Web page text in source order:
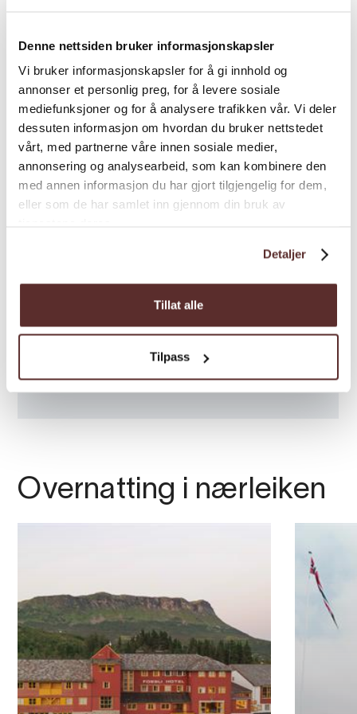
Denne nettsiden bruker informasjonskapsler
Vi bruker informasjonskapsler for å gi innhold og
annonser et personlig preg, for å levere sosiale
mediefunksjoner og for å analysere trafikken vår. Vi deler
dessuten informasjon om hvordan du bruker nettstedet
vårt, med partnerne våre innen sosiale medier,
annonsering og analysearbeid, som kan kombinere den
med annen informasjon du har gjort tilgjengelig for dem,
eller som de har samlet inn gjennom din bruk av
Detaljer
Tillat alle
Tilpass
Overnatting i nærleiken